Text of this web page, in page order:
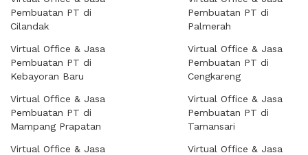
Pembuatan PT di
Cilandak
Virtual Office & Jasa
Pembuatan PT di
Kebayoran Baru
Virtual Office & Jasa
Pembuatan PT di
Mampang Prapatan
Virtual Office & Jasa
Pembuatan PT di
Palmerah
Virtual Office & Jasa
Pembuatan PT di
Cengkareng
Virtual Office & Jasa
Pembuatan PT di
Tamansari
Virtual Office & Jasa